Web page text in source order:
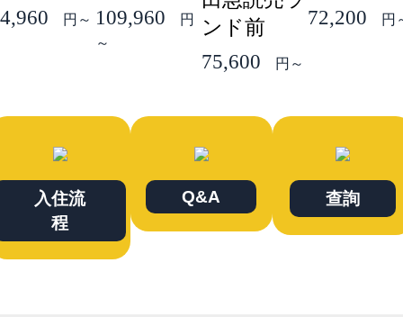
円～ 109,960
円
～
ンド前
75,600
円～
72,200
円
入住流
程
Q&A 查詢